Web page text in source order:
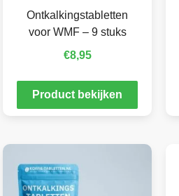
Ontkalkingstabletten
voor WMF – 9 stuks
€8,95
Product bekijken